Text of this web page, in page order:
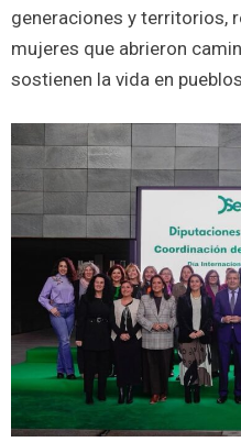
generaciones y territorios,
mujeres que abrieron
sostienen la vida en